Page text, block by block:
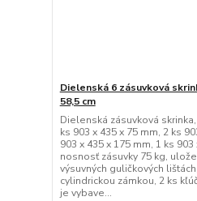
Dielenská 6 zásuvková
58,5 cm
Dielenská zásuvková
ks 903 x 435 x 75 mm, 2 ks
903 x 435 x 175 mm, 1 ks 903
nosnosť zásuvky 75 kg,
výsuvných guličkových
cylindrickou zámkou, 2 ks
je vybave...